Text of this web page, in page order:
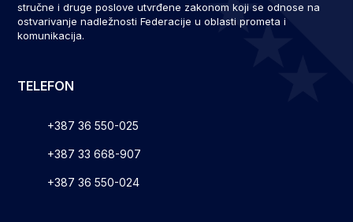
stručne i druge poslove utvrđene zakonom koji se odnose na
ostvarivanje nadležnosti Federacije u oblasti prometa i
komunikacija.
TELEFON
+387 36 550-025
+387 33 668-907
+387 36 550-024